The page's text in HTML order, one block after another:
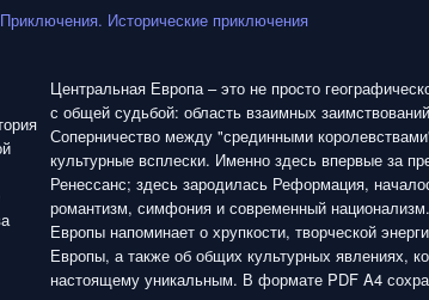
Приключения. Исторические приключения
Центральная Европа – это не просто
с общей судьбой: область взаимных
Соперничество между "срединными
культурные всплески. Именно здесь впервые за
Ренессанс; здесь зародилась Реформация,
романтизм, симфония и современный
Европы напоминает о хрупкости, творческой
Европы, а также об общих культурных явлениях,
настоящему уникальным. В формате PDF A4